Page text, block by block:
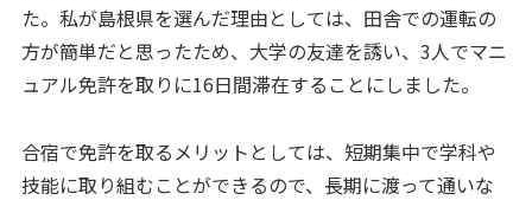
た。私が島根県を選んだ理由としては、田舎での運転の
方が簡単だと思ったため、大学の友達を誘い、3人でマニ
ュアル免許を取りに16日間滞在することにしました。
合宿で免許を取るメリットとしては、短期集中で学科や
技能に取り組むことができるので、長期に渡って通いな